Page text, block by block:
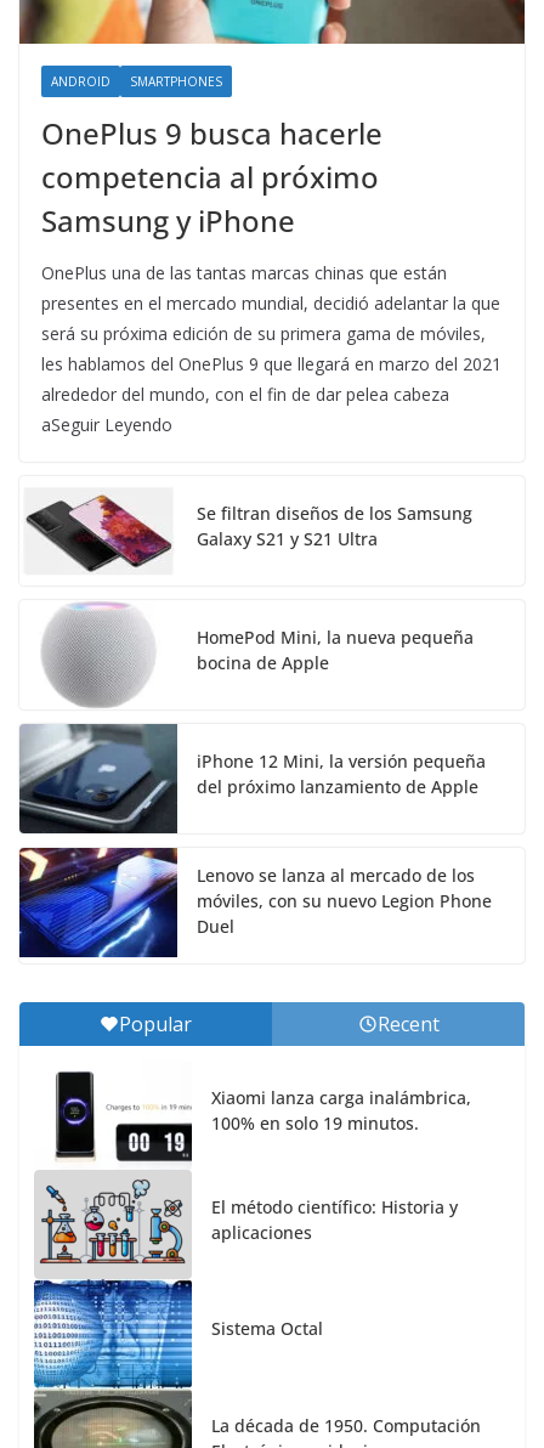
ANDROID SMARTPHONES
OnePlus 9 busca hacerle
competencia al próximo
Samsung y iPhone
OnePlus una de las tantas marcas chinas que están
presentes en el mercado mundial, decidió adelantar la que
será su próxima edición de su primera gama de móviles,
les hablamos del OnePlus 9 que llegará en marzo del 2021
alrededor del mundo, con el fin de dar pelea cabeza
aSeguir Leyendo
Se filtran diseños de los Samsung
Galaxy S21 y S21 Ultra
HomePod Mini, la nueva pequeña
bocina de Apple
iPhone 12 Mini, la versión pequeña
del próximo lanzamiento de Apple
Lenovo se lanza al mercado de los
móviles, con su nuevo Legion Phone
Duel
Popular Recent
Xiaomi lanza carga inalámbrica,
100% en solo 19 minutos.
El método científico: Historia y
aplicaciones
Sistema Octal
La década de 1950. Computación